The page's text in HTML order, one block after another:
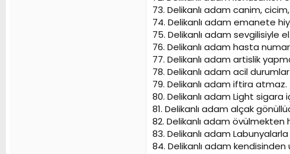
73. Delikanlı adam canim,
74. Delikanlı adam emanete
75. Delikanlı adam sevgilisiyle
76. Delikanlı adam hasta
77. Delikanlı adam artislik
78. Delikanlı adam acil
79. Delikanlı adam iftira atmaz.
80. Delikanlı adam Light sigara
81. Delikanlı adam alçak
82. Delikanlı adam övülmekten
83. Delikanlı adam
84. Delikanlı adam